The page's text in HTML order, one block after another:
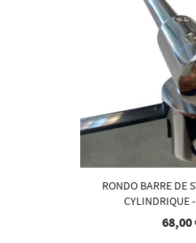
RONDO BARRE DE
CYLINDRIQUE
68,00